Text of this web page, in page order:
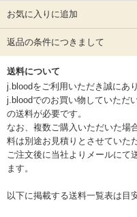
お気に入りに追加
返品の条件につきまして
送料について
j.bloodをご利用いただき誠にあ
j.bloodでのお買い物していただ
の送料が必要です。
なお、複数ご購入いただいた場
料は別途お見積りとさせていた
ご注文後に当社よりメールにて
ます。
以下に掲載する送料一覧表は目